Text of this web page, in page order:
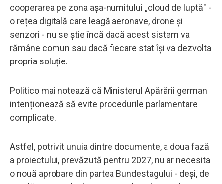
cooperarea pe zona așa-numitului „cloud de luptă" -
o rețea digitală care leagă aeronave, drone și
senzori - nu se știe încă dacă acest sistem va
rămâne comun sau dacă fiecare stat își va dezvolta
propria soluție.
Politico mai notează că Ministerul Apărării german
intenționează să evite procedurile parlamentare
complicate.
Astfel, potrivit unuia dintre documente, a doua fază
a proiectului, prevăzută pentru 2027, nu ar necesita
o nouă aprobare din partea Bundestagului - deși, de